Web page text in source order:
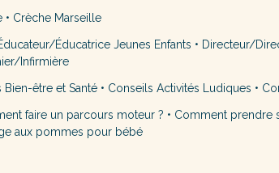
• Crèche Marseille
Éducatrice Jeunes Enfants • Directeur/
Infirmière
Bien-être et Santé • Conseils Activités Ludiques •
faire un parcours moteur ? • Comment prendre
aux pommes pour bébé